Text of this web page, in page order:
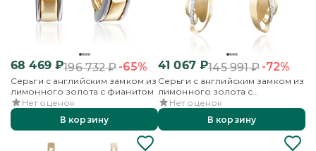
68 469₽196 732₽-65%
Серьги с английским замком из
лимонного золота с фианитом
Нет оценок
В корзину
41 067₽145 991₽-72%
Серьги с английским замком из
лимонного золота с
фианитами
Нет оценок
В корзину